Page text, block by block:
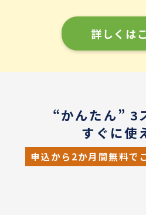
詳しくは
“かんたん” 3
すぐに使
申込から2か月間無料で